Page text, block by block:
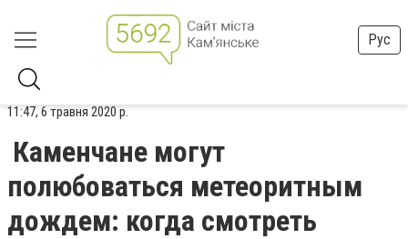
Рус
11:47, 6 травня 2020 р.
Каменчане могут
полюбоваться метеоритным
дождем: когда смотреть